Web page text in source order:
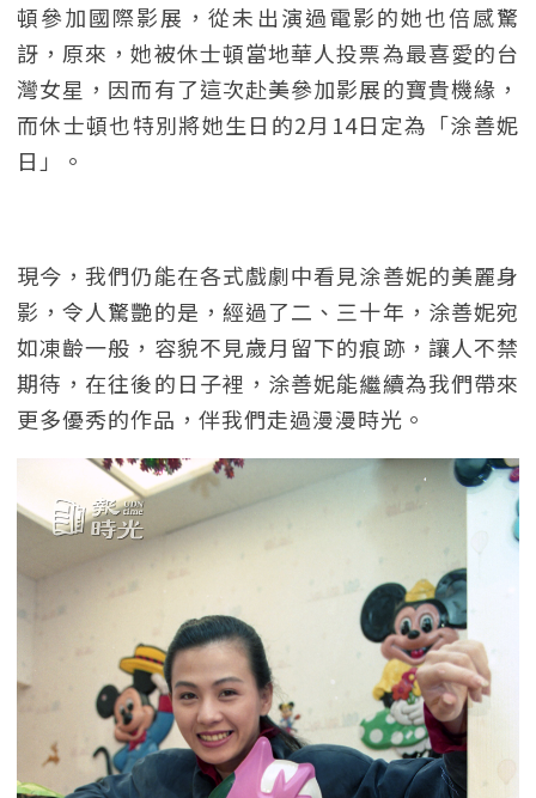
頓參加國際影展，從未出演過電影的她也倍感驚
訝，原來，她被休士頓當地華人投票為最喜愛的台
灣女星，因而有了這次赴美參加影展的寶貴機緣，
而休士頓也特別將她生日的2月14日定為「涂善妮
日」。
現今，我們仍能在各式戲劇中看見涂善妮的美麗身
影，令人驚艷的是，經過了二、三十年，涂善妮宛
如凍齡一般，容貌不見歲月留下的痕跡，讓人不禁
期待，在往後的日子裡，涂善妮能繼續為我們帶來
更多優秀的作品，伴我們走過漫漫時光。